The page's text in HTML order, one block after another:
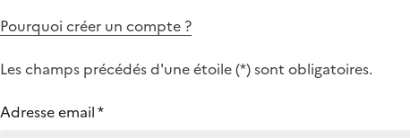
Pourquoi créer un compte ?
Les champs précédés d'une étoile (*) sont obligatoires.
Adresse email*